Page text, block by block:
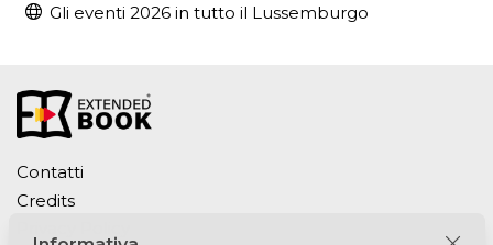
Gli eventi 2026 in tutto il Lussemburgo
Contatti
Credits